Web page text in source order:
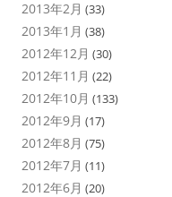
2013年2月 (33)
2013年1月 (38)
2012年12月 (30)
2012年11月 (22)
2012年10月 (133)
2012年9月 (17)
2012年8月 (75)
2012年7月 (11)
2012年6月 (20)